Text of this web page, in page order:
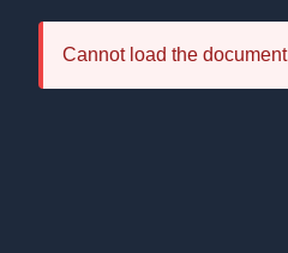
Cannot load the document